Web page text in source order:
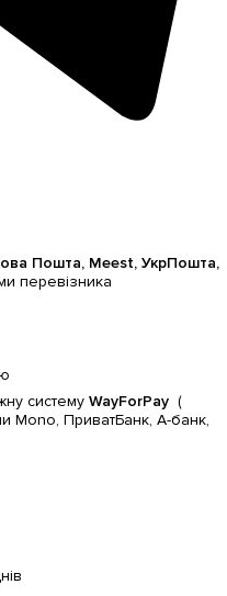
Пошта, Meest, УкрПошта,
перевізника
систему WayForPay (
Mono, ПриватБанк, А-банк,